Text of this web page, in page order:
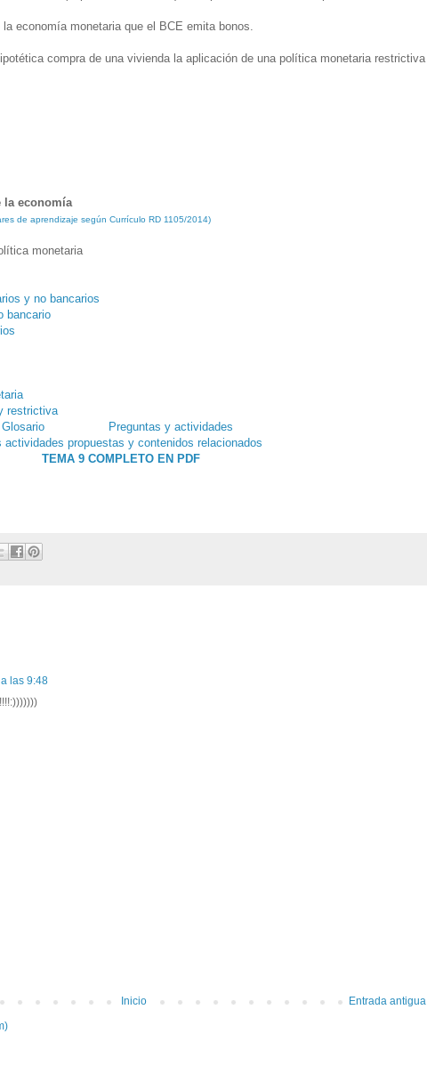
economía monetaria que el BCE emita bonos.
compra de una vivienda la aplicación de una política monetaria restrictiva
la economía
de aprendizaje según Currículo RD 1105/2014)
monetaria
y no bancarios
bancario
restrictiva
Glosario
Preguntas y actividades
actividades propuestas y contenidos relacionados
TEMA 9 COMPLETO EN PDF
las 9:48
Entrada antigua
Inicio